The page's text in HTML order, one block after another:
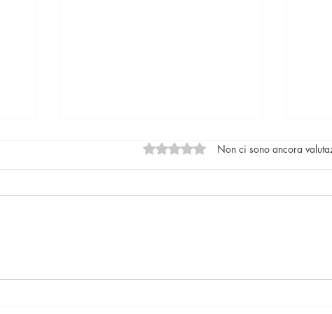
Valutazione 0 stelle su 5.
Non ci sono ancora